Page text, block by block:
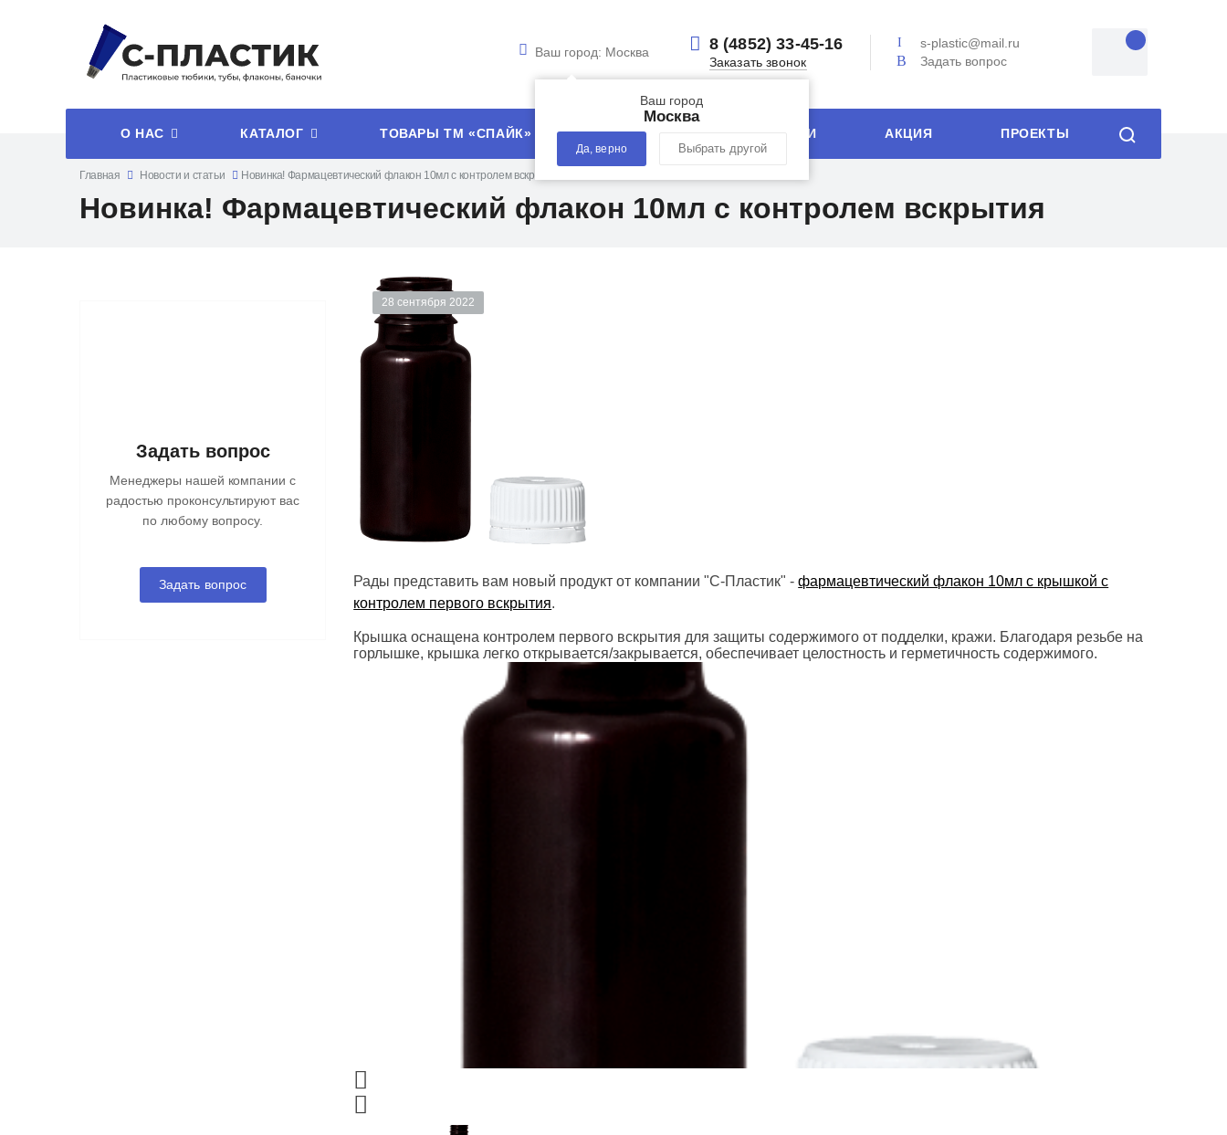
Ваш город: Москва
Ваш город
Москва
Да, верно Выбрать другой
8 (4852) 33-45-16
Заказать звонок
s-plastic@mail.ru
Задать вопрос
О НАС КАТАЛОГ ТОВАРЫ ТМ «СПАЙК» УСЛУГИ ТЕХНОЛОГИИ АКЦИЯ ПРОЕКТЫ
Главная Новости и статьи Новинка! Фармацевтический флакон 10мл с контролем вскрытия
Новинка! Фармацевтический флакон 10мл с контролем вскрытия
Задать вопрос
Менеджеры нашей компании с
радостью проконсультируют вас
по любому вопросу.
Задать вопрос
28 сентября 2022
Рады представить вам новый продукт от компании "С-Пластик" -фармацевтический флакон 10мл с крышкой с
контролем первого вскрытия.
Крышка оснащена контролем первого вскрытия для защиты содержимого от подделки, кражи. Благодаря резьбе на
горлышке, крышка легко открывается/закрывается, обеспечивает целостность и герметичность содержимого.